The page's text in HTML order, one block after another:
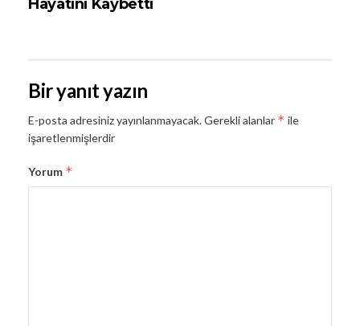
Hayatını Kaybetti
Bir yanıt yazın
E-posta adresiniz yayınlanmayacak.Gerekli alanlar * ile
işaretlenmişlerdir
Yorum *